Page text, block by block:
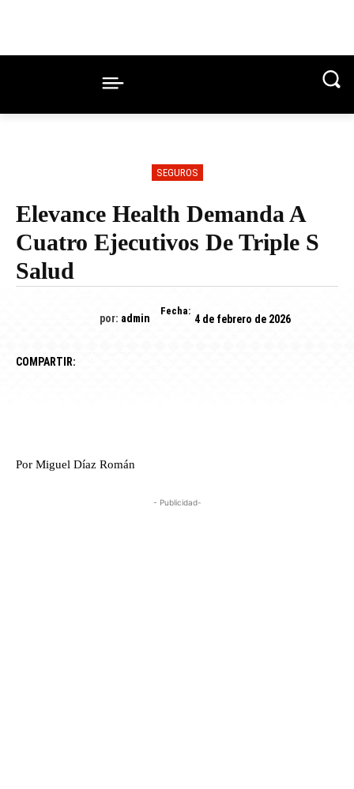
SEGUROS
Elevance Health Demanda A
Cuatro Ejecutivos De Triple S
Salud
por: admin
Fecha:
4 de febrero de 2026
COMPARTIR:
Por Miguel Díaz Román
- Publicidad-